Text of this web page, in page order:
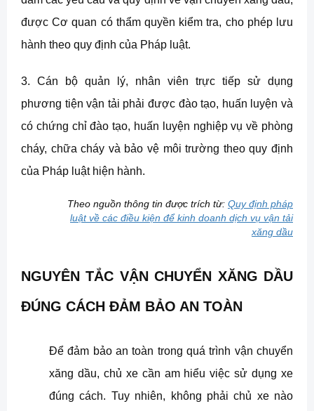
được Cơ quan có thẩm quyền kiểm tra, cho phép lưu
hành theo quy định của Pháp luật.
3. Cán bộ quản lý, nhân viên trực tiếp sử dụng
phương tiện vận tải phải được đào tạo, huấn luyện và
có chứng chỉ đào tạo, huấn luyện nghiệp vụ về phòng
cháy, chữa cháy và bảo vệ môi trường theo quy định
của Pháp luật hiện hành.
Theo nguồn thông tin được trích từ: Quy định pháp
luật về các điều kiện để kinh doanh dịch vụ vận tải
xăng dầu
NGUYÊN TẮC VẬN CHUYỂN XĂNG DẦU
ĐÚNG CÁCH ĐẢM BẢO AN TOÀN
Để đảm bảo an toàn trong quá trình vận chuyển
xăng dầu, chủ xe cần am hiểu việc sử dụng xe
đúng cách. Tuy nhiên, không phải chủ xe nào